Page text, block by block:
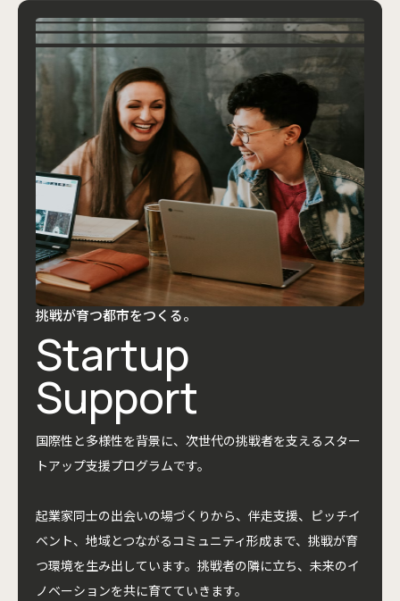
挑戦が育つ都市をつくる。
Startup
Support
国際性と多様性を背景に、次世代の挑戦者を支えるスター
トアップ支援プログラムです。
起業家同士の出会いの場づくりから、伴走支援、ピッチイ
ベント、地域とつながるコミュニティ形成まで、挑戦が育
つ環境を生み出しています。挑戦者の隣に立ち、未来のイ
ノベーションを共に育てていきます。